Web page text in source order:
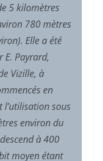
5 kilomètres
780 mètres
Elle a été
E. Payrard,
Vizille, à
en
sous
environ du
à 400
moyen étant